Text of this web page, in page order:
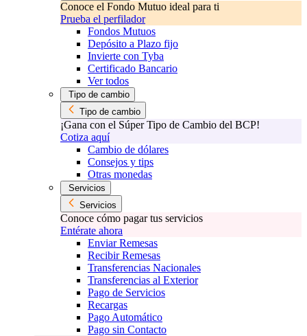
Conoce el Fondo Mutuo ideal para ti
Prueba el perfilador
Fondos Mutuos
Depósito a Plazo fijo
Invierte con Tyba
Certificado Bancario
Ver todos
Tipo de cambio
Tipo de cambio
¡Gana con el Súper Tipo de Cambio del BCP!
Cotiza aquí
Cambio de dólares
Consejos y tips
Otras monedas
Servicios
Servicios
Conoce cómo pagar tus servicios
Entérate ahora
Enviar Remesas
Recibir Remesas
Transferencias Nacionales
Transferencias al Exterior
Pago de Servicios
Recargas
Pago Automático
Pago sin Contacto